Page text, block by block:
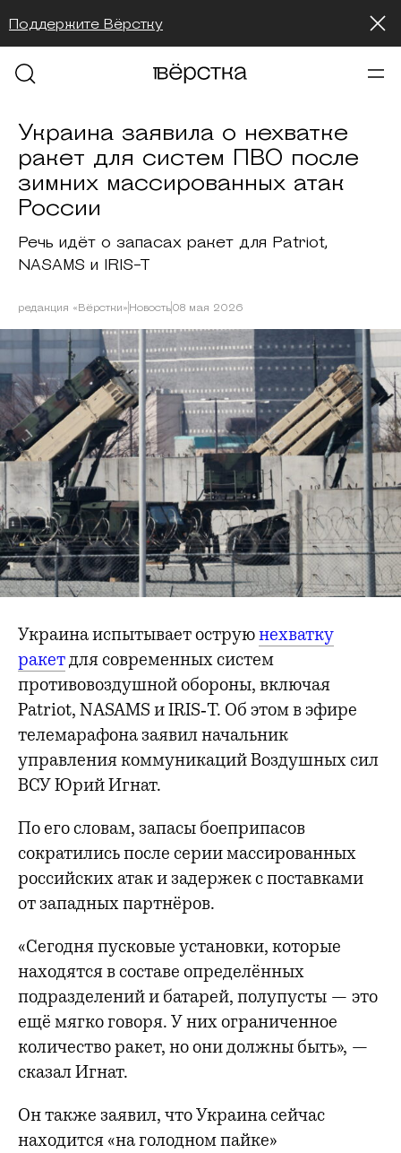
Поддержите Вёрстку
Украина заявила о нехватке
ракет для систем ПВО после
зимних массированных атак
России
Речь идёт о запасах ракет для Patriot,
NASAMS и IRIS-T
редакция «Вёрстки»Новость08 мая 2026
Украина испытывает оструюнехватку
ракетдля современных систем
противовоздушной обороны, включая
Patriot, NASAMS и IRIS‑T. Об этом в эфире
телемарафона заявил начальник
управления коммуникаций Воздушных сил
ВСУ Юрий Игнат.
По его словам, запасы боеприпасов
сократились после серии массированных
российских атак и задержек с поставками
от западных партнёров.
«Сегодня пусковые установки, которые
находятся в составе определённых
подразделений и батарей, полупусты — это
ещё мягко говоря. У них ограниченное
количество ракет, но они должны быть», —
сказал Игнат.
Он также заявил, что Украина сейчас
находится «на голодном пайке»